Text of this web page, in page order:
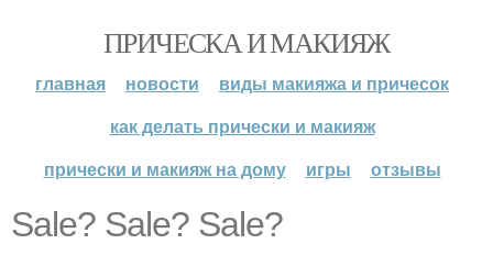
ПРИЧЕСКА И МАКИЯЖ
главная новости
виды макияжа и причесок
как делать прически и макияж
прически и макияж на дому
игры отзывы
Sale? Sale? Sale?